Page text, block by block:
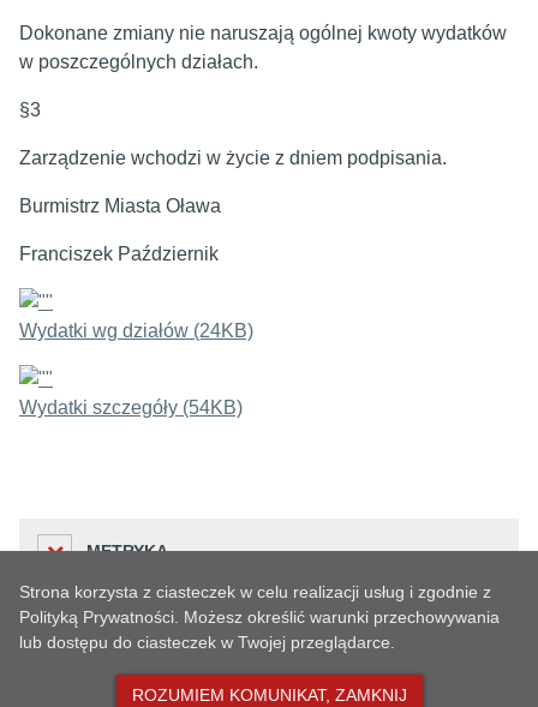
Dokonane zmiany nie naruszają ogólnej kwoty wydatków
w poszczególnych działach.
§3
Zarządzenie wchodzi w życie z dniem podpisania.
Burmistrz Miasta Oława
Franciszek Październik
Wydatki wg działów (24KB)
Wydatki szczegóły (54KB)
METRYKA
Liczba odwiedzin
Strona korzysta z ciasteczek w celu realizacji usług i zgodnie z
Polityką Prywatności. Możesz określić warunki przechowywania
lub dostępu do ciasteczek w Twojej przeglądarce.
ROZUMIEM KOMUNIKAT, ZAMKNIJ